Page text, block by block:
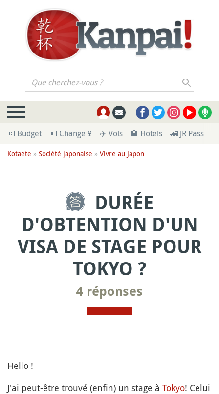
Que cherchez-vous ?
💶 Budget 💴 Change ¥ ✈️ Vols 🏨 Hôtels 🚄 JR Pass
Kotaete » Société japonaise » Vivre au Japon
DURÉE
D'OBTENTION D'UN
VISA DE STAGE POUR
TOKYO ?
4 réponses
Hello !
J'ai peut-être trouvé (enfin) un stage à Tokyo! Celui